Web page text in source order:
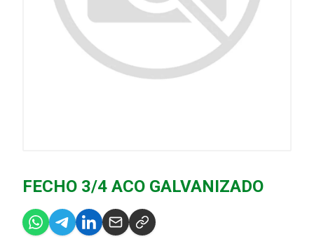
FECHO 3/4 ACO GALVANIZADO